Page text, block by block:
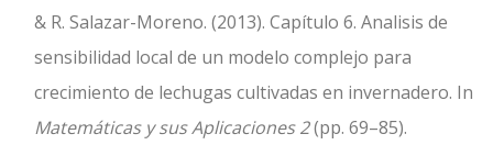
& R. Salazar-Moreno. (2013). Capítulo 6. Analisis de
sensibilidad local de un modelo complejo para
crecimiento de lechugas cultivadas en invernadero. In
Matemáticas y sus Aplicaciones 2(pp. 69–85).